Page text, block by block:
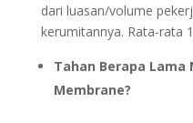
dari luasan/volume
kerumitannya. Rata-rata
Tahan Berapa Lama
Membrane?